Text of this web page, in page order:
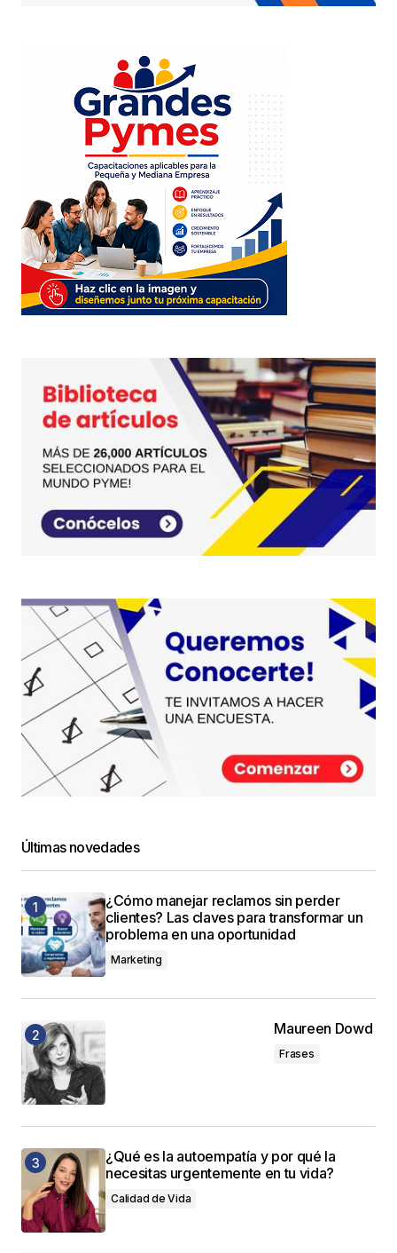
Últimas novedades
¿Cómo manejar reclamos sin perder
clientes? Las claves para transformar un
problema en una oportunidad
Marketing
Maureen Dowd
Frases
¿Qué es la autoempatía y por qué la
necesitas urgentemente en tu vida?
Calidad de Vida